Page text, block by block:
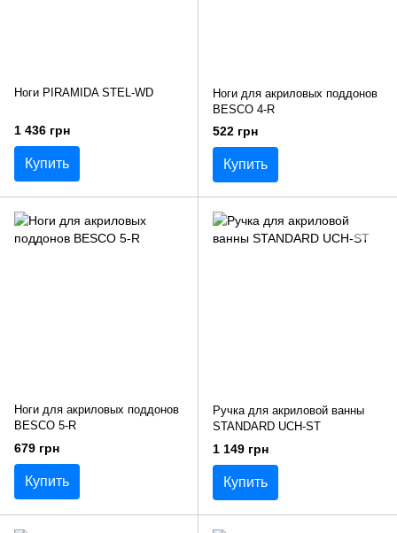
Ноги PIRAMIDA STEL-WD
1 436 грн
Купить
Ноги для акриловых поддонов
BESCO 4-R
522 грн
Купить
Ноги для акриловых поддонов
BESCO 5-R
679 грн
Купить
Ручка для акриловой ванны
STANDARD UCH-ST
1 149 грн
Купить